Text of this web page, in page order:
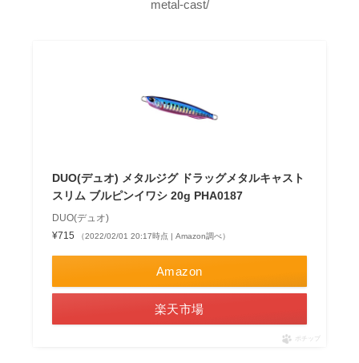
metal-cast/
DUO(デュオ) メタルジグ ドラッグメタルキャスト
スリム ブルピンイワシ 20g PHA0187
DUO(デュオ)
¥715
（2022/02/01 20:17時点 | Amazon調べ）
Amazon
楽天市場
ポチップ